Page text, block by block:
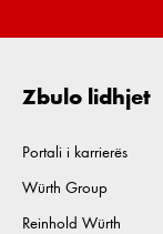
Zbulo lidhjet
Portali i karrierës
Würth Group
Reinhold Würth